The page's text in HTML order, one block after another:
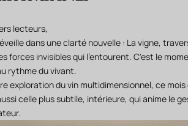
lecteurs,
dans une clarté nouvelle : La vigne,
forces invisibles qui l'entourent. C'est le
rythme du vivant.
exploration du vin multidimensionnel, ce
celle plus subtile, intérieure, qui anime le